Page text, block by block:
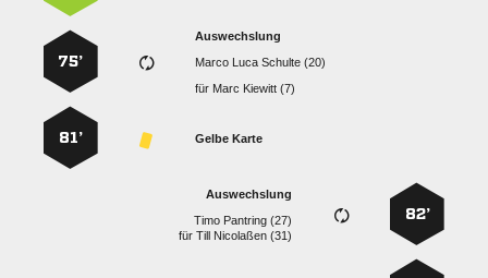
Auswechslung
   
für   
75’
Gelbe Karte
81’
82’
Auswechslung
  
für  